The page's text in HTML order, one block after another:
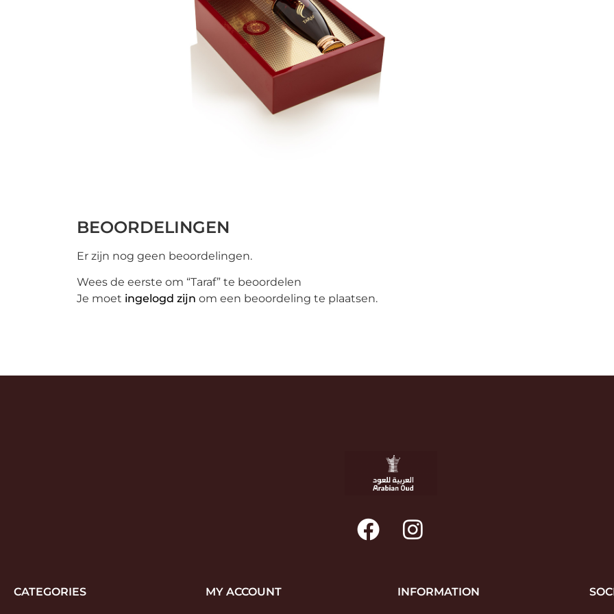
BEOORDELINGEN
Er zijn nog geen beoordelingen.
Wees de eerste om “Taraf” te beoordelen
Je moet ingelogd zijn om een beoordeling te plaatsen.
CATEGORIES MY ACCOUNT INFORMATION